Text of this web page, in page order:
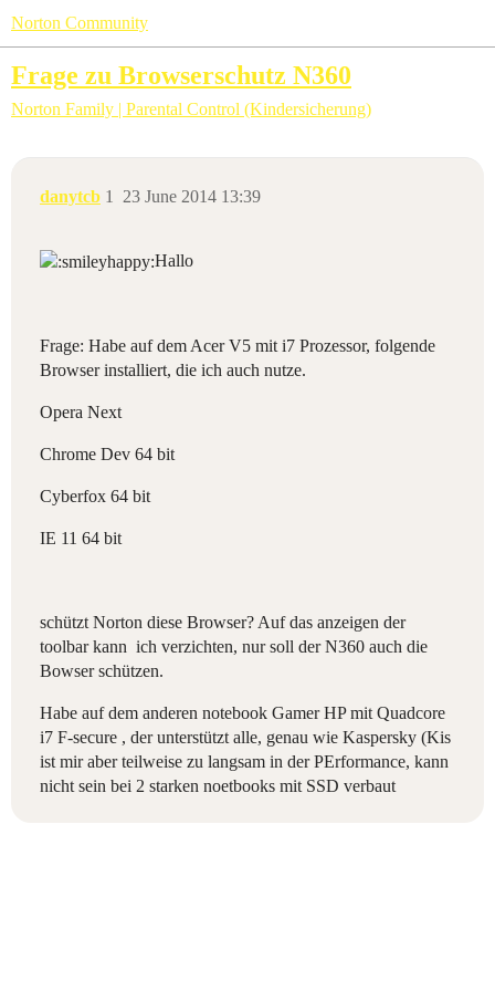
Norton Community
Frage zu Browserschutz N360
Norton Family | Parental Control (Kindersicherung)
danytcb 23 June 2014 13:39
1
Hallo
Frage: Habe auf dem Acer V5 mit i7 Prozessor, folgende
Browser installiert, die ich auch nutze.
Opera Next
Chrome Dev 64 bit
Cyberfox 64 bit
IE 11 64 bit
schützt Norton diese Browser? Auf das anzeigen der
toolbar kann ich verzichten, nur soll der N360 auch die
Bowser schützen.
Habe auf dem anderen notebook Gamer HP mit Quadcore
i7 F-secure , der unterstützt alle, genau wie Kaspersky (Kis
ist mir aber teilweise zu langsam in der PErformance, kann
nicht sein bei 2 starken noetbooks mit SSD verbaut